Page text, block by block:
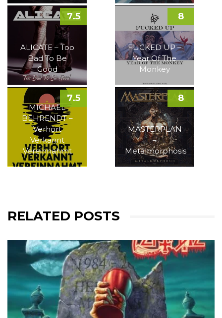
ALICATE – Too
Bad To Be
Good
7.5
FUCKED UP –
Year Of The
Monkey
8
MICHAEL
BEHRENDT –
Verhört
Verkannt
Vereinnahmt
7.5
MASTERPLAN
–
Metalmorphosis
8
RELATED POSTS